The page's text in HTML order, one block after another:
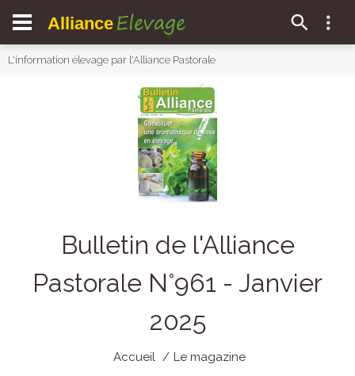
Alliance Elevage
L'information élevage par l'Alliance Pastorale
Bulletin de l'Alliance
Pastorale N°961 - Janvier
2025
Accueil Le magazine